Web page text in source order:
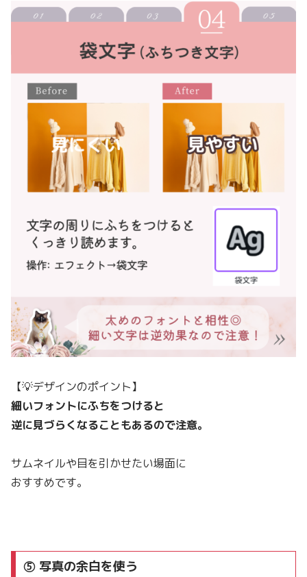
【💡デザインのポイント】
細いフォントにふちをつけると
逆に見づらくなることもあるので注意。
サムネイルや目を引かせたい場面に
おすすめです。
⑤ 写真の余白を使う